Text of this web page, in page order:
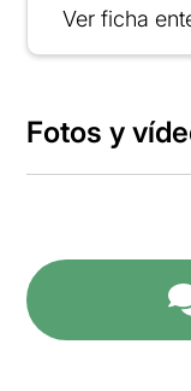
Ver ficha
Fotos y